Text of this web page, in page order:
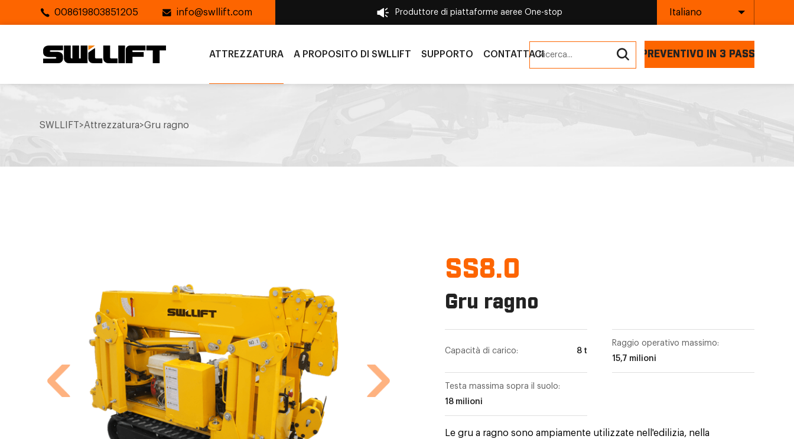
008619803851205 info@swllift.com Produttore di piattaforme aeree One-stop Italiano
ATTREZZATURA A PROPOSITO DI SWLLIFT SUPPORTO CONTATTACI PREVENTIVO IN 3 PASSI
SWLLIFT>Attrezzatura>Gru ragno
SS8.0
Gru ragno
Capacità di carico: 8 t
Raggio operativo massimo:
15,7 milioni
Testa massima sopra il suolo:
18 milioni
Le gru a ragno sono ampiamente utilizzate nell'edilizia, nella